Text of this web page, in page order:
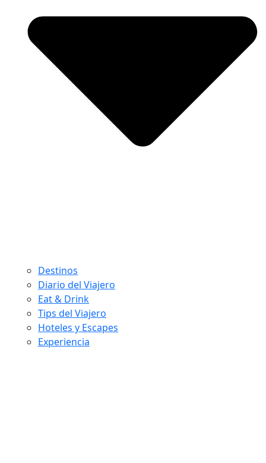
Destinos
Diario del Viajero
Eat & Drink
Tips del Viajero
Hoteles y Escapes
Experiencia